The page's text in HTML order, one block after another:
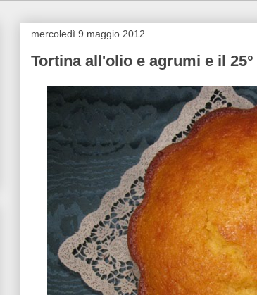
mercoledì 9 maggio 2012
Tortina all'olio e agrumi e il